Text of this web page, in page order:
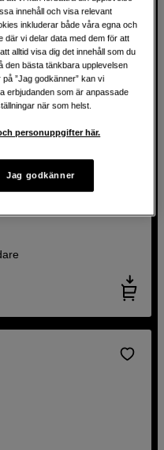
fotografering
innehåll och visa relevant
inkluderar både våra egna och
där vi delar data med dem för att
alltid visa dig det innehåll som du
den bästa tänkbara upplevelsen
”Jag godkänner” kan vi
erbjudanden som är anpassade
när som helst.
personuppgifter här.
Jag godkänner